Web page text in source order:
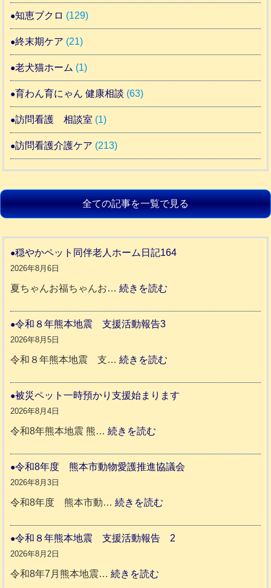
知恵ブクロ (129)
終末期ケア (21)
老犬猫ホーム (1)
育わん育にゃん 健康相談 (63)
訪問看護 相談室 (1)
訪問看護介護ケア (213)
全ての記事を一覧で見る
穏やかペット同伴老人ホーム日記164
2026年8月6日
夏ちゃんお福ちゃんお…続きを読む
ト
人
ホ
日
記
令和８年熊本地震 支援活動報告3
2026年8月5日
令和８年熊本地震 支…続きを読む
和
本
支
被災ペット一時預かり支援始まります
2026年8月4日
令和8年熊本地震 熊…続きを読む
災
ッ
一
令和8年度 熊本市動物愛護推進協議会
2026年8月3日
令和8年度 熊本市動…続きを読む
和
令和８年熊本地震 支援活動報告 2
2026年8月2日
令和8年7月熊本地震…続きを読む